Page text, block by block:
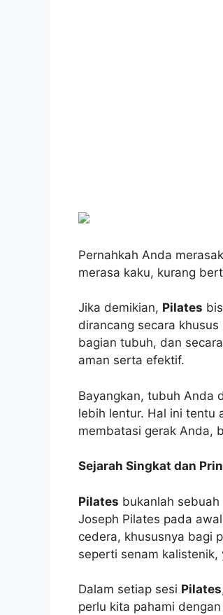
Pernahkah Anda
merasa kaku, kurang
Jika demikian, Pilates
dirancang secara
bagian tubuh, dan
aman serta efektif.
Bayangkan, tubuh Anda
lebih lentur. Hal ini tentu
membatasi gerak Anda,
Sejarah Singkat dan
Pilates bukanlah
Joseph Pilates pada
cedera, khususnya bagi
seperti senam kalistenik,
Dalam setiap sesi Pilates
perlu kita pahami